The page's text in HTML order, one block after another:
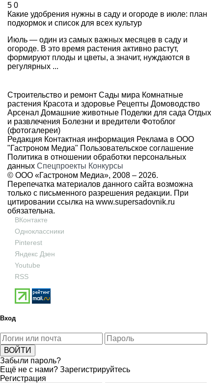
5 0
Какие удобрения нужны в саду и огороде в июле: план
подкормок и список для всех культур
Июль — один из самых важных месяцев в саду и
огороде. В это время растения активно растут,
формируют плоды и цветы, а значит, нуждаются в
регулярных ...
Строительство и ремонт Сады мира Комнатные
растения Красота и здоровье Рецепты Домоводство
Арсенал Домашние животные Поделки для сада Отдых
и развлечения Болезни и вредители Фотоблог
(фотогалереи)
Редакция Контактная информация Реклама в ООО
"Гастроном Медиа" Пользовательское соглашение
Политика в отношении обработки персональных
данных Спецпроекты Конкурсы
© ООО «Гастроном Медиа», 2008 – 2026.
Перепечатка материалов данного сайта возможна
только с письменного разрешения редакции. При
цитировании ссылка на www.supersadovnik.ru
обязательна.
ВКонтакте
Одноклассники
Pinterest
Яндекс Дзен
Youtube
RSS
Вход
Забыли пароль?
Ещё не с нами? Зарегистрируйтесь
Регистрация